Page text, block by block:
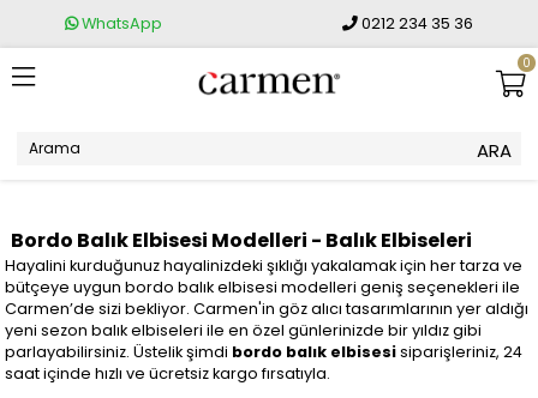
WhatsApp 0212 234 35 36
0
Bordo Balık Elbisesi Modelleri - Balık Elbiseleri
Hayalini kurduğunuz hayalinizdeki şıklığı yakalamak için her tarza ve
bütçeye uygun bordo balık elbisesi modelleri geniş seçenekleri ile
Carmen’de sizi bekliyor. Carmen'in göz alıcı tasarımlarının yer aldığı
yeni sezon balık elbiseleri ile en özel günlerinizde bir yıldız gibi
parlayabilirsiniz. Üstelik şimdi bordo balık elbisesisiparişleriniz, 24
saat içinde hızlı ve ücretsiz kargo fırsatıyla.